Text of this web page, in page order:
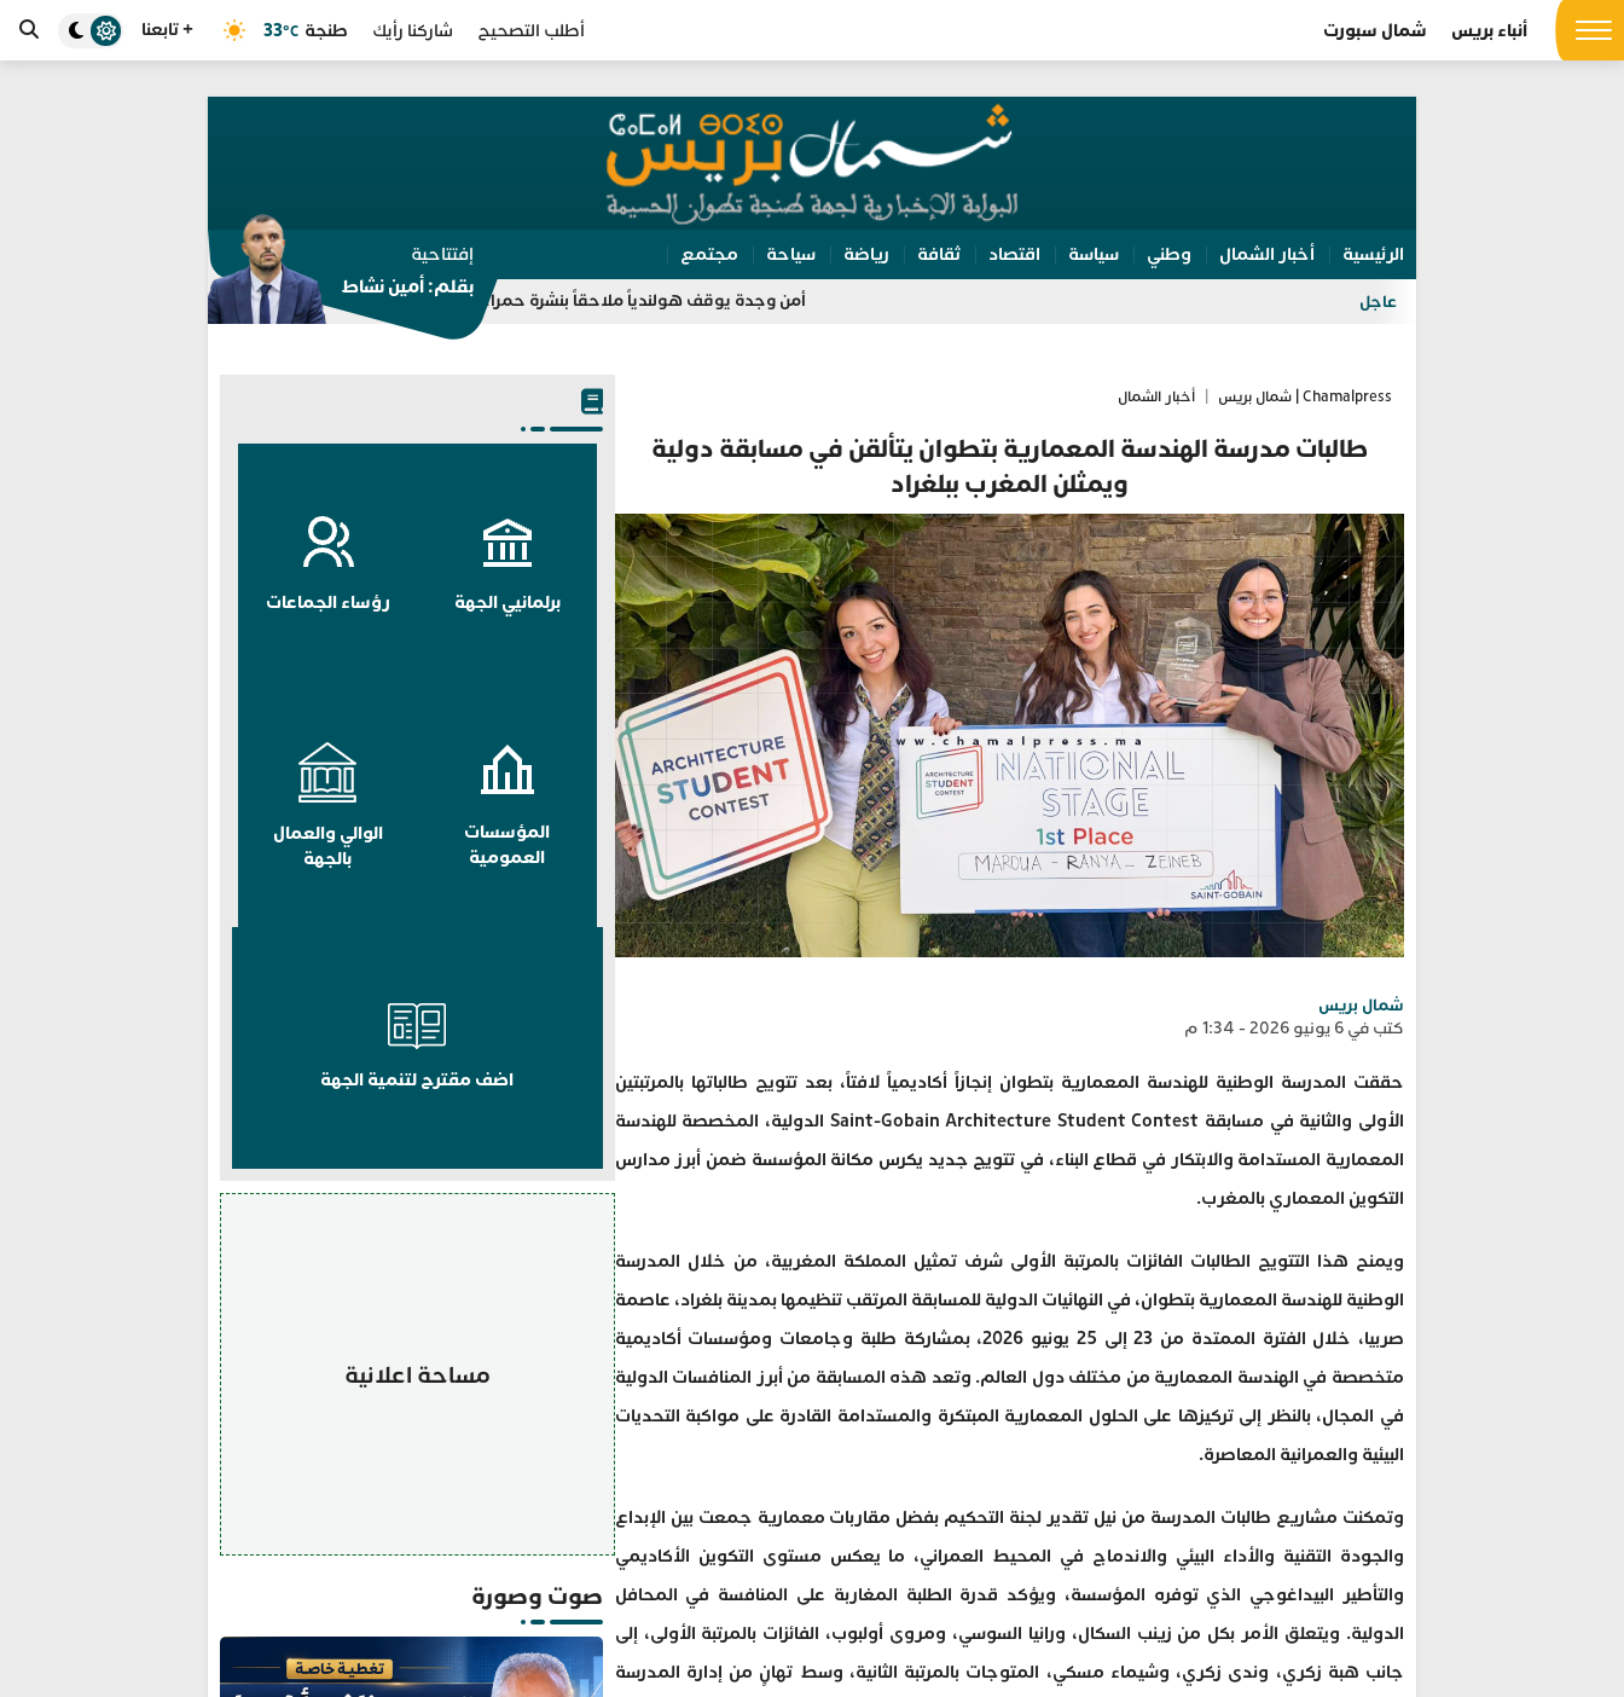
أنباء بريس شمال سبورت أطلب التصحيح شاركنا رأيك طنجة 33 °C + تابعنا
الرئيسية أخبار الشمال وطني سياسة اقتصاد ثقافة رياضة سياحة مجتمع
عاجل برشلونة يلغي ودية اتحاد أمن وجدة يوقف هولندياً ملاحقاً بنشرة حمراء لـ “الأنتربول” في قضايا مخدرات واحتجاز
إفتتاحية
بقلم: أمين نشاط
Chamalpress | شمال بريس أخبار الشمال
طالبات مدرسة الهندسة المعمارية بتطوان يتألقن في مسابقة دولية
ويمثلن المغرب ببلغراد
شمال بريس
كتب في 6 يونيو 2026 - 1:34 م
حققت المدرسة الوطنية للهندسة المعمارية بتطوان إنجازاً أكاديمياً لافتاً، بعد تتويج طالباتها بالمرتبتين
الأولى والثانية في مسابقة Saint-Gobain Architecture Student Contest الدولية، المخصصة للهندسة
المعمارية المستدامة والابتكار في قطاع البناء، في تتويج جديد يكرس مكانة المؤسسة ضمن أبرز مدارس
التكوين المعماري بالمغرب.
ويمنح هذا التتويج الطالبات الفائزات بالمرتبة الأولى شرف تمثيل المملكة المغربية، من خلال المدرسة
الوطنية للهندسة المعمارية بتطوان، في النهائيات الدولية للمسابقة المرتقب تنظيمها بمدينة بلغراد، عاصمة
صربيا، خلال الفترة الممتدة من 23 إلى 25 يونيو 2026، بمشاركة طلبة وجامعات ومؤسسات أكاديمية
متخصصة في الهندسة المعمارية من مختلف دول العالم. وتعد هذه المسابقة من أبرز المنافسات الدولية
في المجال، بالنظر إلى تركيزها على الحلول المعمارية المبتكرة والمستدامة القادرة على مواكبة التحديات
البيئية والعمرانية المعاصرة.
وتمكنت مشاريع طالبات المدرسة من نيل تقدير لجنة التحكيم بفضل مقاربات معمارية جمعت بين الإبداع
والجودة التقنية والأداء البيئي والاندماج في المحيط العمراني، ما يعكس مستوى التكوين الأكاديمي
والتأطير البيداغوجي الذي توفره المؤسسة، ويؤكد قدرة الطلبة المغاربة على المنافسة في المحافل
الدولية. ويتعلق الأمر بكل من زينب السكال، ورانيا السوسي، ومروى أولبوب، الفائزات بالمرتبة الأولى، إلى
جانب هبة زكري، وندى زكري، وشيماء مسكي، المتوجات بالمرتبة الثانية، وسط تهانٍ من إدارة المدرسة
برلمانيي الجهة رؤساء الجماعات
المؤسسات
العمومية
الوالي والعمال
بالجهة
اضف مقترح لتنمية الجهة
مساحة اعلانية
صوت وصورة